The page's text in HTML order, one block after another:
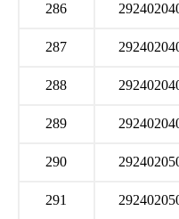
286
287
288
289
290
291